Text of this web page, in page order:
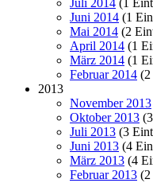
Juli 2014 (1
Juni 2014 (1
Mai 2014 (2
April 2014 (1
März 2014 (1
Februar 2014 (2
2013
November 2013
Oktober 2013
Juli 2013 (3
Juni 2013 (4
März 2013 (4
Februar 2013 (2